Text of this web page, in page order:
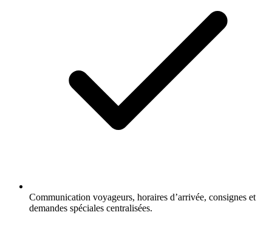
Communication voyageurs, horaires d’arrivée, consignes et
demandes spéciales centralisées.